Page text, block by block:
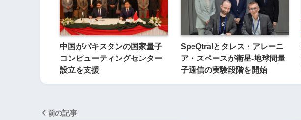
中国がパキスタンの国家量子
コンピューティングセンター
設立を支援
SpeQtralとタレス・アレーニ
ア・スペースが衛星-地球間量
子通信の実験段階を開始
前の記事